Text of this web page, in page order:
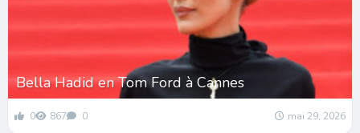
Bella Hadid en Tom Ford à Cannes
0 867 0 mai 29, 2026